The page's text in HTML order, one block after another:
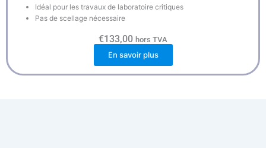
Idéal pour les travaux de laboratoire critiques
Pas de scellage nécessaire
€133,00 hors TVA
En savoir plus